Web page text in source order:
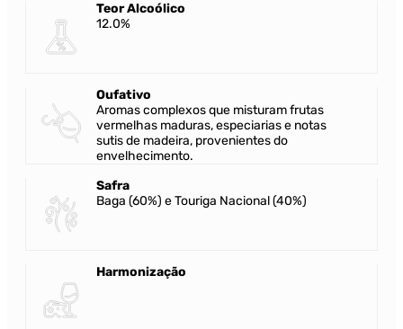
Teor Alcoólico
12.0%
Oufativo
Aromas complexos que misturam frutas
vermelhas maduras, especiarias e notas
sutis de madeira, provenientes do
envelhecimento.
Safra
Baga (60%) e Touriga Nacional (40%)
Harmonização